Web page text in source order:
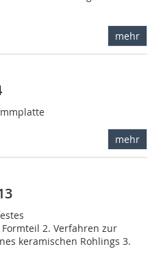
mehr
mehr
2. Verfahren zur
keramischen Rohlings 3.